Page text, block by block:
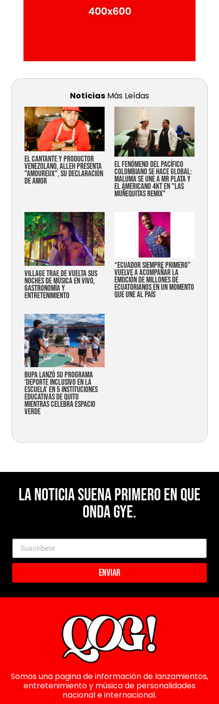
Noticias Más Leídas
EL CANTANTE Y PRODUCTOR
VENEZOLANO, ALLEH PRESENTA
"AMOUREUX", SU DECLARACIÓN
DE AMOR
EL FENÓMENO DEL PACÍFICO
COLOMBIANO SE HACE GLOBAL:
MALUMA SE UNE A MR PLATA Y
EL AMERICANO 4KT EN "LAS
MUÑEQUITAS REMIX"
Village trae de vuelta sus
noches de música en vivo,
gastronomía y
entretenimiento
“Ecuador siempre primero”
vuelve a acompañar la
emoción de millones de
ecuatorianos en un momento
que une al país
Bupa lanzó su programa
‘Deporte Inclusivo en la
Escuela’ en 5 instituciones
educativas de Quito
mientras celebra espacio
verde
La noticia suena primero en Que
Onda Gye.
Enviar
Somos una pagina de información de lanzamientos,
entretenimiento y música de personalidades
nacional e internacional.